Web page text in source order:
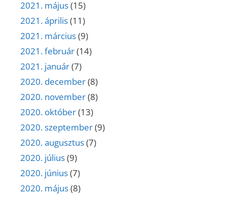
2021. május(15)
2021. április(11)
2021. március(9)
2021. február(14)
2021. január(7)
2020. december(8)
2020. november(8)
2020. október(13)
2020. szeptember(9)
2020. augusztus(7)
2020. július(9)
2020. június(7)
2020. május(8)